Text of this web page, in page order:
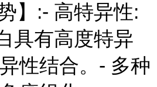
】:- 高特异性:
具有高度特异
性结合。- 多种